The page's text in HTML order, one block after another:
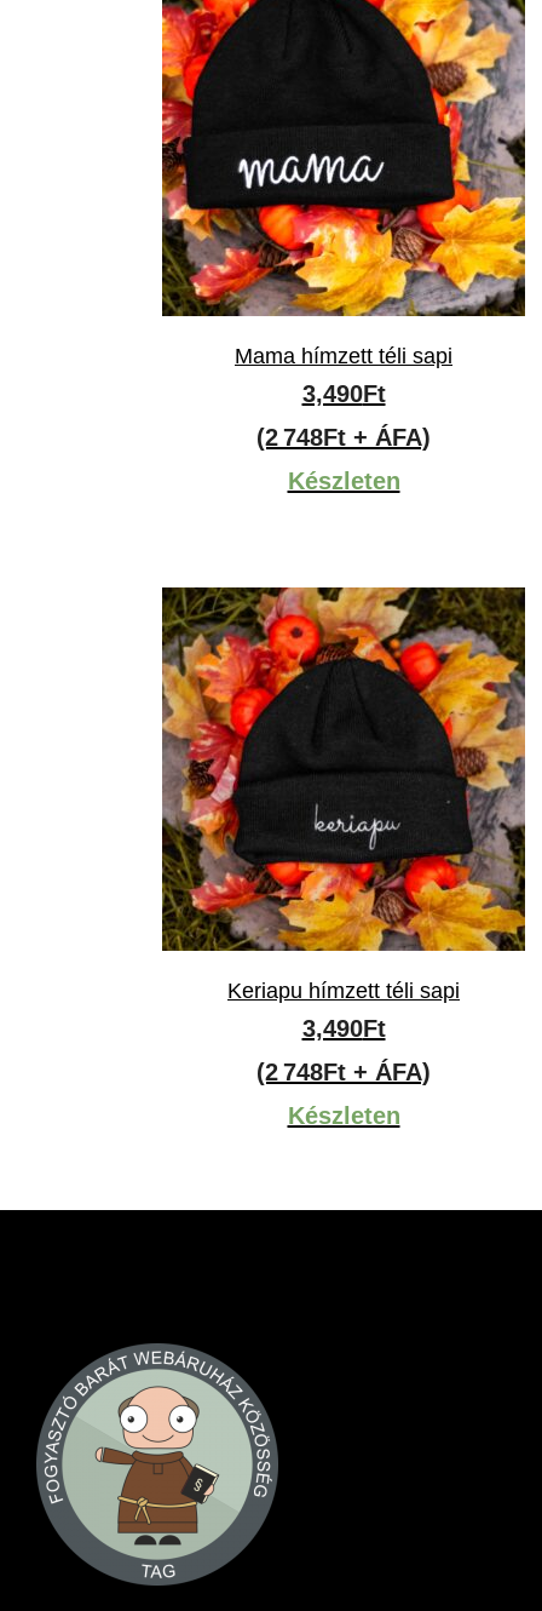
Mama hímzett téli sapi
3,490Ft
(2 748Ft + ÁFA)
Készleten
Keriapu hímzett téli sapi
3,490Ft
(2 748Ft + ÁFA)
Készleten